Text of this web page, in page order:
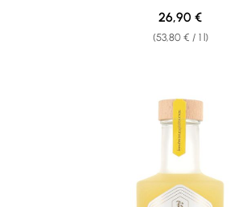
(53,80 € / 1 l)
Regular price:
26,90 €